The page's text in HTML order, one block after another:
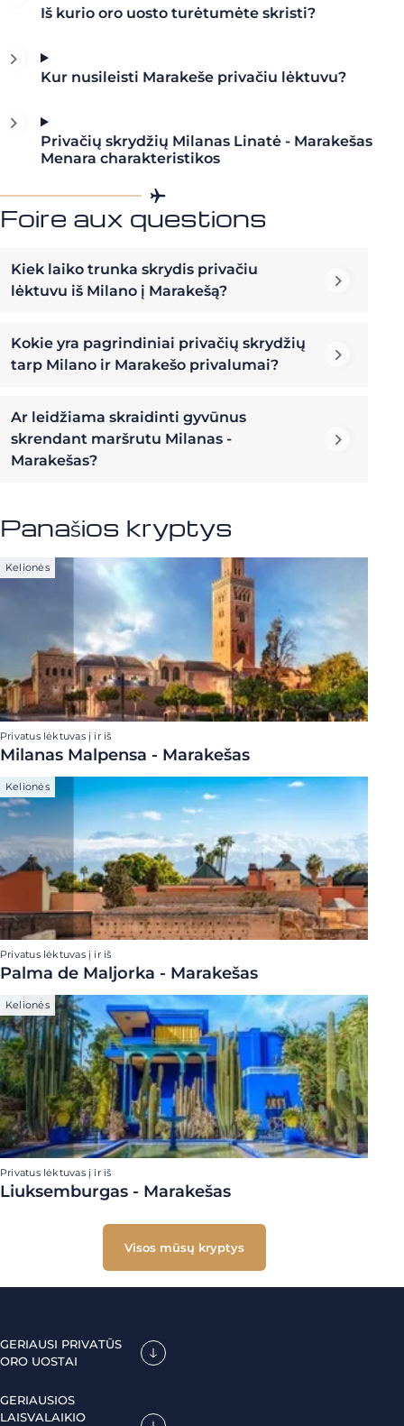
Iš kurio oro uosto turėtumėte skristi?
Kur nusileisti Marakeše privačiu lėktuvu?
Privačių skrydžių Milanas Linatė - Marakešas
Menara charakteristikos
Foire aux questions
Kiek laiko trunka skrydis privačiu
lėktuvu iš Milano į Marakešą?
Kokie yra pagrindiniai privačių skrydžių
tarp Milano ir Marakešo privalumai?
Ar leidžiama skraidinti gyvūnus
skrendant maršrutu Milanas -
Marakešas?
Panašios kryptys
Kelionės
Privatus lėktuvas į ir iš
Milanas Malpensa - Marakešas
Kelionės
Privatus lėktuvas į ir iš
Palma de Maljorka - Marakešas
Kelionės
Privatus lėktuvas į ir iš
Liuksemburgas - Marakešas
Visos mūsų kryptys
GERIAUSI PRIVATŪS
ORO UOSTAI
GERIAUSIOS
LAISVALAIKIO